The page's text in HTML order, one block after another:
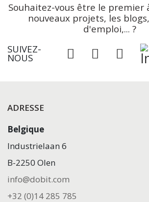
Souhaitez-vous être le premier
nouveaux projets, les
d'emploi,... ?
SUIVEZ-
NOUS
ADRESSE
Belgique
Industrielaan 6
B-2250 Olen
info@dobit.com
+32 (0)14 285 785